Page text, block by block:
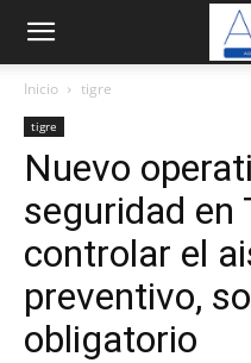
Inicio tigre
tigre
Nuevo
seguridad en
controlar el
preventivo,
obligatorio